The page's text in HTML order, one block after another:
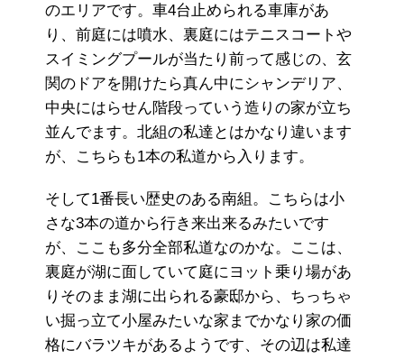
のエリアです。車4台止められる車庫があ
り、前庭には噴水、裏庭にはテニスコートや
スイミングプールが当たり前って感じの、玄
関のドアを開けたら真ん中にシャンデリア、
中央にはらせん階段っていう造りの家が立ち
並んでます。北組の私達とはかなり違います
が、こちらも1本の私道から入ります。
そして1番長い歴史のある南組。こちらは小
さな3本の道から行き来出来るみたいです
が、ここも多分全部私道なのかな。ここは、
裏庭が湖に面していて庭にヨット乗り場があ
りそのまま湖に出られる豪邸から、ちっちゃ
い掘っ立て小屋みたいな家までかなり家の価
格にバラツキがあるようです、その辺は私達